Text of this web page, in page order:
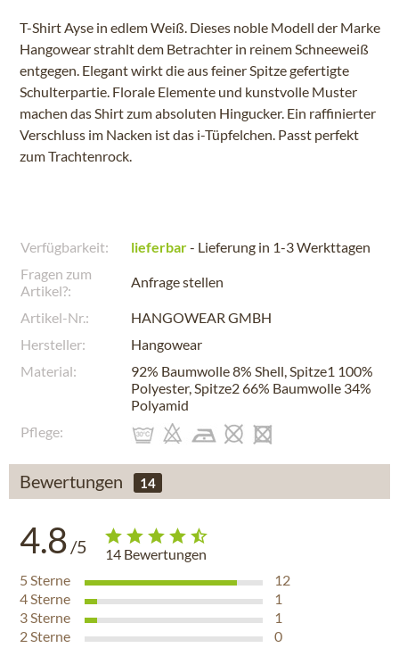
T-Shirt Ayse in edlem Weiß. Dieses noble Modell der Marke
Hangowear strahlt dem Betrachter in reinem Schneeweiß
entgegen. Elegant wirkt die aus feiner Spitze gefertigte
Schulterpartie. Florale Elemente und kunstvolle Muster
machen das Shirt zum absoluten Hingucker. Ein raffinierter
Verschluss im Nacken ist das i-Tüpfelchen. Passt perfekt
zum Trachtenrock.
Verfügbarkeit: lieferbar- Lieferung in 1-3 Werkttagen
Fragen zum
Artikel?:
Anfrage stellen
Artikel-Nr.:
HANGOWEAR GMBH
Hersteller:
Hangowear
Material:
92% Baumwolle 8% Shell, Spitze1 100%
Polyester, Spitze2 66% Baumwolle 34%
Polyamid
Pflege:
Bewertungen 14
4.8 /5 14 Bewertungen
5Sterne
12
4Sterne
1
3Sterne
1
2Sterne
0